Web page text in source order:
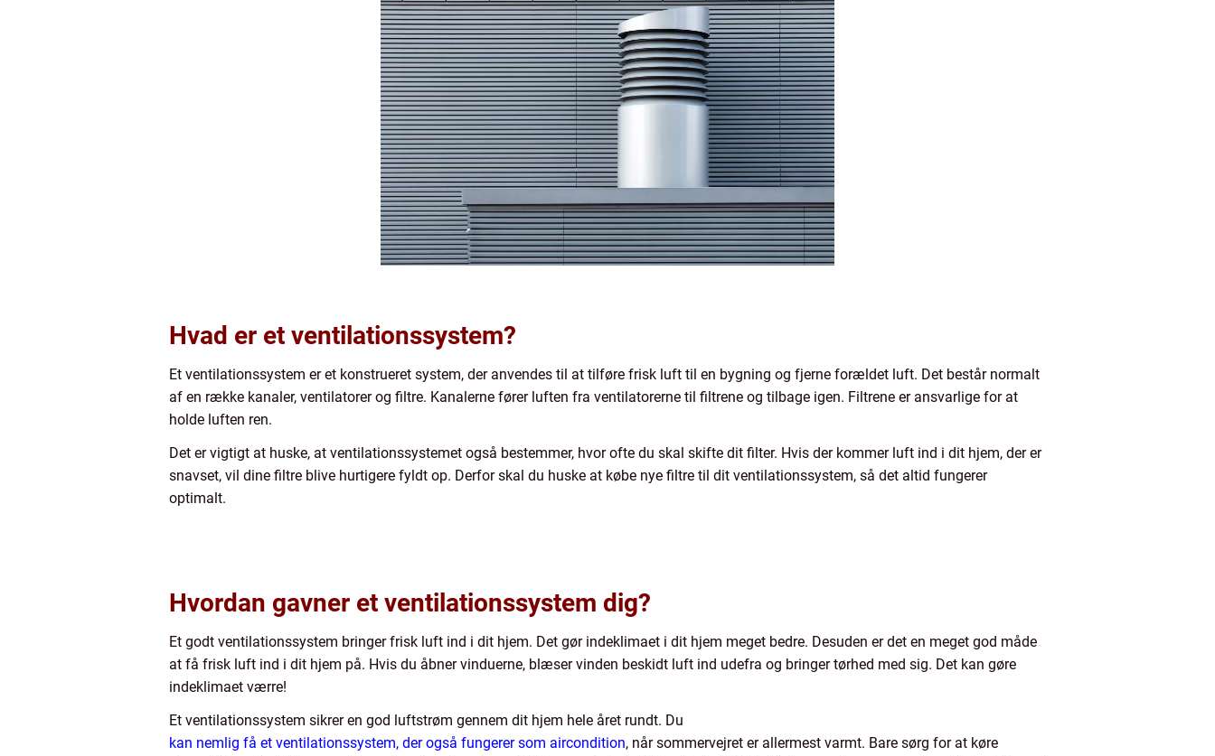
Hvad er et ventilationssystem?
Et ventilationssystem er et konstrueret system, der anvendes til at tilføre frisk luft til en bygning og fjerne forældet luft. Det består normalt
af en række kanaler, ventilatorer og filtre. Kanalerne fører luften fra ventilatorerne til filtrene og tilbage igen. Filtrene er ansvarlige for at
holde luften ren.
Det er vigtigt at huske, at ventilationssystemet også bestemmer, hvor ofte du skal skifte dit filter. Hvis der kommer luft ind i dit hjem, der er
snavset, vil dine filtre blive hurtigere fyldt op. Derfor skal du huske at købe nye filtre til dit ventilationssystem, så det altid fungerer
optimalt.
Hvordan gavner et ventilationssystem dig?
Et godt ventilationssystem bringer frisk luft ind i dit hjem. Det gør indeklimaet i dit hjem meget bedre. Desuden er det en meget god måde
at få frisk luft ind i dit hjem på. Hvis du åbner vinduerne, blæser vinden beskidt luft ind udefra og bringer tørhed med sig. Det kan gøre
indeklimaet værre!
Et ventilationssystem sikrer en god luftstrøm gennem dit hjem hele året rundt. Du
kan nemlig få et ventilationssystem, der også fungerer som aircondition, når sommervejret er allermest varmt. Bare sørg for at køre